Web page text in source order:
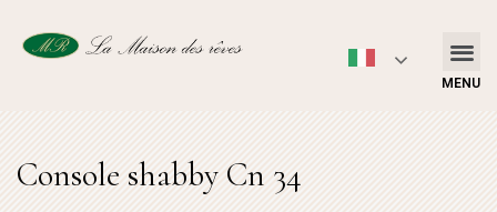
MENU
Console shabby Cn 34